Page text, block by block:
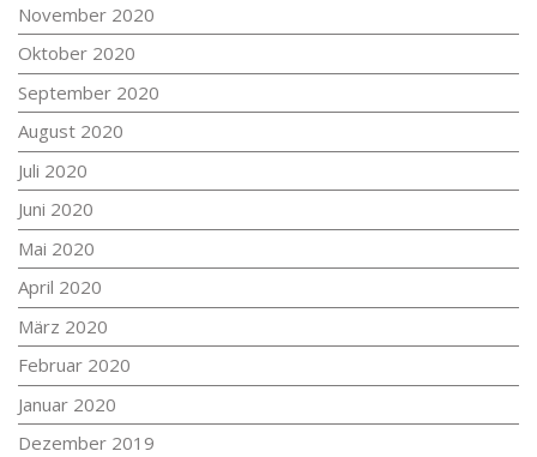
November 2020
Oktober 2020
September 2020
August 2020
Juli 2020
Juni 2020
Mai 2020
April 2020
März 2020
Februar 2020
Januar 2020
Dezember 2019